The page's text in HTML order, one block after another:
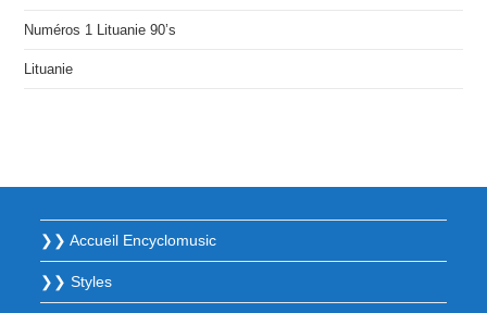
Numéros 1 Lituanie 90’s
Lituanie
❯❯ Accueil Encyclomusic
❯❯ Styles